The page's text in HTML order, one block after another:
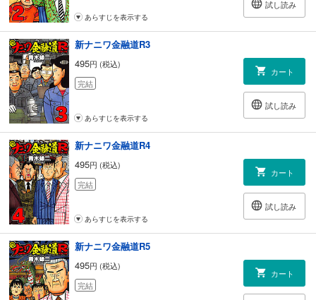
試し読み
あらすじを表示する
新ナニワ金融道R3
495円 (税込)
完結
カート
試し読み
あらすじを表示する
新ナニワ金融道R4
495円 (税込)
完結
カート
試し読み
あらすじを表示する
新ナニワ金融道R5
495円 (税込)
完結
カート